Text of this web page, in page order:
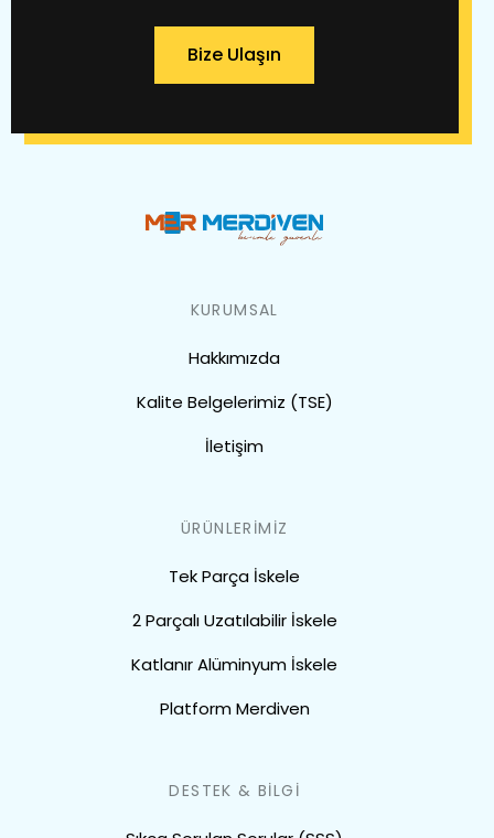
Bize Ulaşın
KURUMSAL
Hakkımızda
Kalite Belgelerimiz (TSE)
İletişim
ÜRÜNLERİMİZ
Tek Parça İskele
2 Parçalı Uzatılabilir İskele
Katlanır Alüminyum İskele
Platform Merdiven
DESTEK & BİLGİ